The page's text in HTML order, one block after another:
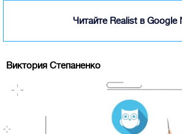
Читайте Realist в Google
Виктория Степаненко